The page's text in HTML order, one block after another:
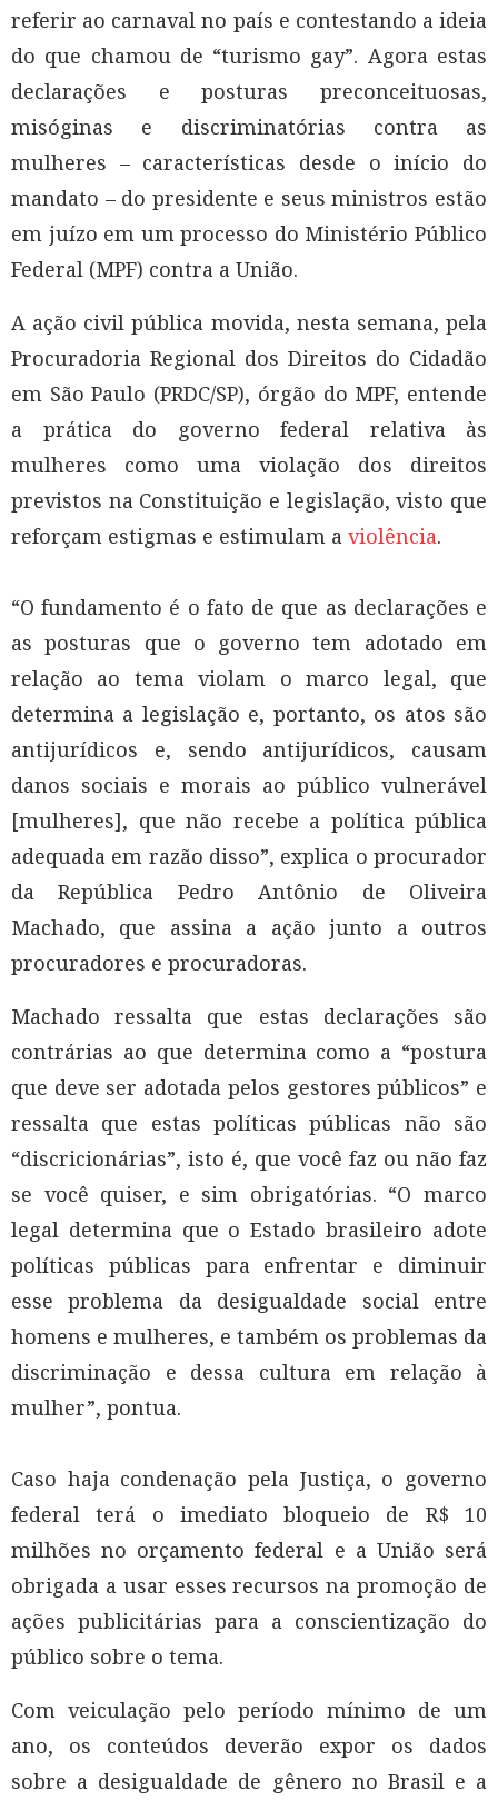
referir ao carnaval no país e contestando a ideia
do que chamou de “turismo gay”. Agora estas
declarações e posturas preconceituosas,
misóginas e discriminatórias contra as
mulheres – características desde o início do
mandato – do presidente e seus ministros estão
em juízo em um processo do Ministério Público
Federal (MPF) contra a União.
A ação civil pública movida, nesta semana, pela
Procuradoria Regional dos Direitos do Cidadão
em São Paulo (PRDC/SP), órgão do MPF, entende
a prática do governo federal relativa às
mulheres como uma violação dos direitos
previstos na Constituição e legislação, visto que
reforçam estigmas e estimulam a violência.
“O fundamento é o fato de que as declarações e
as posturas que o governo tem adotado em
relação ao tema violam o marco legal, que
determina a legislação e, portanto, os atos são
antijurídicos e, sendo antijurídicos, causam
danos sociais e morais ao público vulnerável
[mulheres], que não recebe a política pública
adequada em razão disso”, explica o procurador
da República Pedro Antônio de Oliveira
Machado, que assina a ação junto a outros
procuradores e procuradoras.
Machado ressalta que estas declarações são
contrárias ao que determina como a “postura
que deve ser adotada pelos gestores públicos” e
ressalta que estas políticas públicas não são
“discricionárias”, isto é, que você faz ou não faz
se você quiser, e sim obrigatórias. “O marco
legal determina que o Estado brasileiro adote
políticas públicas para enfrentar e diminuir
esse problema da desigualdade social entre
homens e mulheres, e também os problemas da
discriminação e dessa cultura em relação à
mulher”, pontua.
Caso haja condenação pela Justiça, o governo
federal terá o imediato bloqueio de R$ 10
milhões no orçamento federal e a União será
obrigada a usar esses recursos na promoção de
ações publicitárias para a conscientização do
público sobre o tema.
Com veiculação pelo período mínimo de um
ano, os conteúdos deverão expor os dados
sobre a desigualdade de gênero no Brasil e a